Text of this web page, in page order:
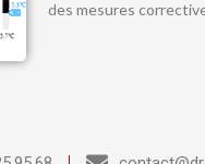
des mesures